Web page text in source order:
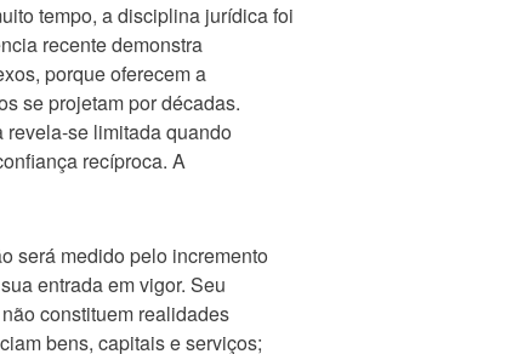
tempo, a disciplina jurídica foi
recente demonstra
porque oferecem a
se projetam por décadas.
se limitada quando
recíproca. A
será medido pelo incremento
entrada em vigor. Seu
constituem realidades
bens, capitais e serviços;